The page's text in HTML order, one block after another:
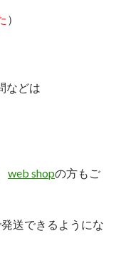
）
などは
web shopの方もご
送できるようにな